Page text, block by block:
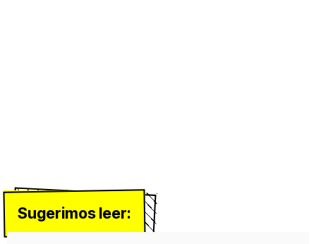
Sugerimos leer: